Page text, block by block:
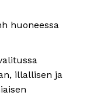
huoneessa
illallisen ja